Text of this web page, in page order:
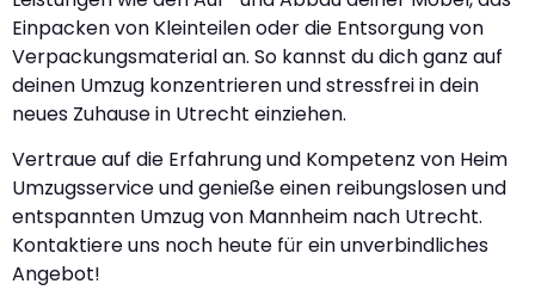
Einpacken von Kleinteilen oder die Entsorgung von
Verpackungsmaterial an. So kannst du dich ganz auf
deinen Umzug konzentrieren und stressfrei in dein
neues Zuhause in Utrecht einziehen.
Vertraue auf die Erfahrung und Kompetenz von Heim
Umzugsservice und genieße einen reibungslosen und
entspannten Umzug von Mannheim nach Utrecht.
Kontaktiere uns noch heute für ein unverbindliches
Angebot!